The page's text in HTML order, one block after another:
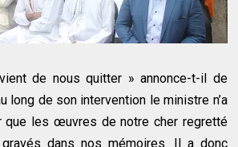
de nous quitter » annonce-t-il de
long de son intervention le ministre n’a
que les œuvres de notre cher regretté
dans nos mémoires. Il a donc